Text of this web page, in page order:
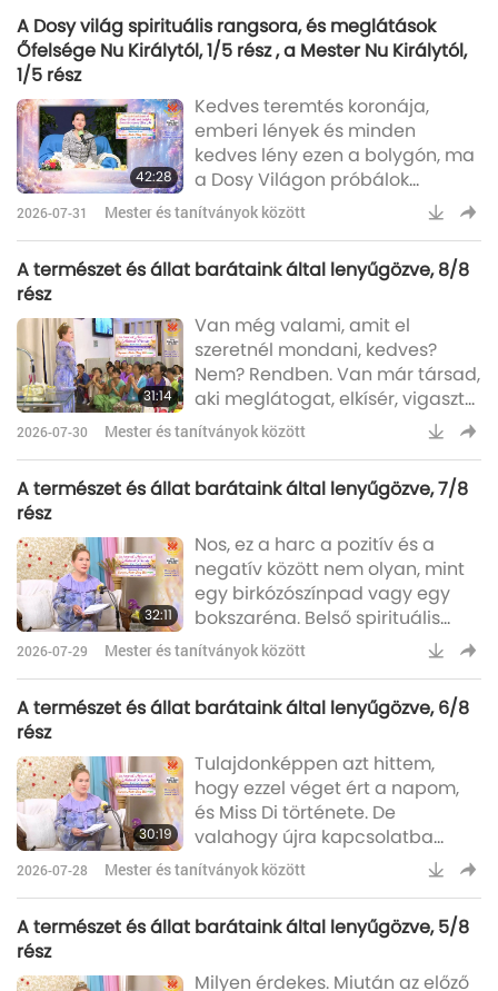
Buddha, aki tanítvány- ként tért
vissza, hogy segítsen nekem
Legyetek nagyon hálásak Neki.
Most, hogy felépült, talán
folytathatjuk a beszélgetéseket
a távoli Királyokkal vagy más
Királyokk
A Dosy világ spirituális rangsora, és meglátások
Őfelsége Nu Királytól, 1/5 rész , a Mester Nu Királytól,
1/5 rész
42:28
Kedves teremtés koronája,
emberi lények és minden
kedves lény ezen a bolygón, ma
a Dosy Világon próbálok
dolgozni. „Dosy Világ” azt jelenti:
„Szeretet Világa”. És már
információt erről a világról. Ez
emberek korábban vegánok
voltak. De most már nem kell
többé enniük. Ők ISTEN
Kegyelmének a
Szeretetenergiájából élnek,
ISTEN kegyelméből. Akárcsa
2026-07-31 Mester és tanítványok között
A természet és állat barátaink által lenyűgözve, 8/8
rész
31:14
Van még valami, amit el
szeretnél mondani, kedves?
Nem? Rendben. Van már társad,
aki meglátogat, elkísér, vigaszt
nyújt az életedben? Nincs? És
tényleg akarsz egyet? Igen?
legyen egy jóképű, gyengéd jó
szeret téged. ISTEN Áldásával és
ISTEN Kegyelmével, igazán nagy
megtiszteltetésnek érzem, hogy
ma találkozhatok veled, és ilyen
hosszú idő utá
2026-07-30 Mester és tanítványok között
A természet és állat barátaink által lenyűgözve, 7/8
rész
32:11
Nos, ez a harc a pozitív és a
negatív között nem olyan, mint
egy birkózószínpad vagy egy
bokszaréna. Belső spirituális
erővel, tudással, bölcsességgel,
valamint az emberiség és
együttérzéssel harcolunk. Ez a
szórakozásból, hírnévért,
szeretetért vagy tiszteletért
harcolunk. Ahogy öregszem,
bölcsebbnek érzem magam;
még mélyebben érzek a szívem
mélyén, é
2026-07-29 Mester és tanítványok között
A természet és állat barátaink által lenyűgözve, 6/8
rész
30:19
Tulajdonképpen azt hittem,
hogy ezzel véget ért a napom,
és Miss Di története. De
valahogy újra kapcsolatba
lépett velem. És így
megkérdeztem tőle, hogy
válaszolta: „Nem.”
nem vagy elégedett?” Azt
2026-07-28 Mester és tanítványok között
A természet és állat barátaink által lenyűgözve, 5/8
rész
Milyen érdekes. Miután az előző